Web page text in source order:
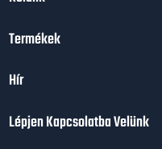
Termékek
Hír
Lépjen Kapcsolatba Velünk